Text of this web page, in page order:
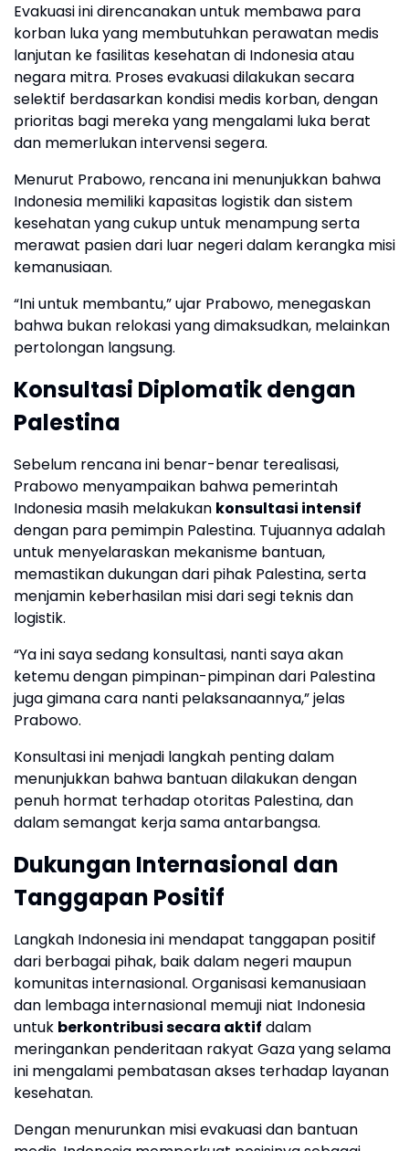
Evakuasi ini direncanakan untuk membawa para
korban luka yang membutuhkan perawatan medis
lanjutan ke fasilitas kesehatan di Indonesia atau
negara mitra. Proses evakuasi dilakukan secara
selektif berdasarkan kondisi medis korban, dengan
prioritas bagi mereka yang mengalami luka berat
dan memerlukan intervensi segera.
Menurut Prabowo, rencana ini menunjukkan bahwa
Indonesia memiliki kapasitas logistik dan sistem
kesehatan yang cukup untuk menampung serta
merawat pasien dari luar negeri dalam kerangka misi
kemanusiaan.
“Ini untuk membantu,” ujar Prabowo, menegaskan
bahwa bukan relokasi yang dimaksudkan, melainkan
pertolongan langsung.
Konsultasi Diplomatik dengan
Palestina
Sebelum rencana ini benar-benar terealisasi,
Prabowo menyampaikan bahwa pemerintah
Indonesia masih melakukan konsultasi intensif
dengan para pemimpin Palestina. Tujuannya adalah
untuk menyelaraskan mekanisme bantuan,
memastikan dukungan dari pihak Palestina, serta
menjamin keberhasilan misi dari segi teknis dan
logistik.
“Ya ini saya sedang konsultasi, nanti saya akan
ketemu dengan pimpinan-pimpinan dari Palestina
juga gimana cara nanti pelaksanaannya,” jelas
Prabowo.
Konsultasi ini menjadi langkah penting dalam
menunjukkan bahwa bantuan dilakukan dengan
penuh hormat terhadap otoritas Palestina, dan
dalam semangat kerja sama antarbangsa.
Dukungan Internasional dan
Tanggapan Positif
Langkah Indonesia ini mendapat tanggapan positif
dari berbagai pihak, baik dalam negeri maupun
komunitas internasional. Organisasi kemanusiaan
dan lembaga internasional memuji niat Indonesia
untuk berkontribusi secara aktif dalam
meringankan penderitaan rakyat Gaza yang selama
ini mengalami pembatasan akses terhadap layanan
kesehatan.
Dengan menurunkan misi evakuasi dan bantuan